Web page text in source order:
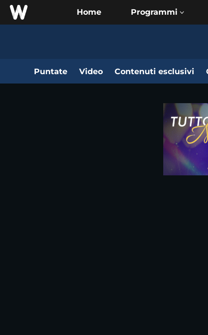
Home
Puntate Video Contenuti esclusivi